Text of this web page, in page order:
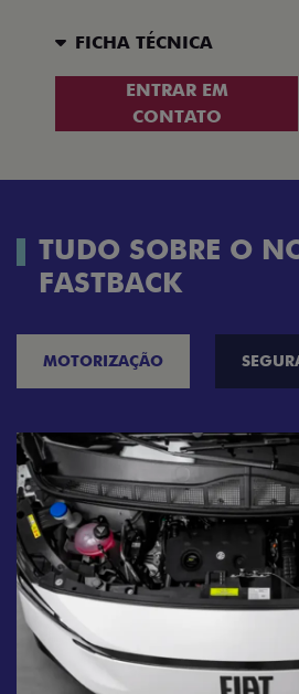
FICHA TÉCNICA
ENTRAR EM
CONTATO
TUDO SOBRE O
FASTBACK
MOTORIZAÇÃO